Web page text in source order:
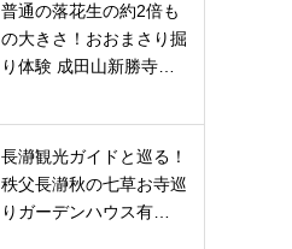
普通の落花生の約2倍も
の大きさ！おおまさり掘
り体験 成田山新勝寺…
長瀞観光ガイドと巡る！
秩父長瀞秋の七草お寺巡
りガーデンハウス有…